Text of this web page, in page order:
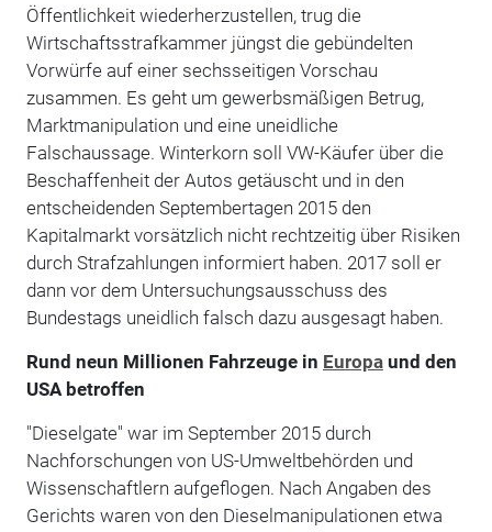
Öffentlichkeit wiederherzustellen, trug die
Wirtschaftsstrafkammer jüngst die gebündelten
Vorwürfe auf einer sechsseitigen Vorschau
zusammen. Es geht um gewerbsmäßigen Betrug,
Marktmanipulation und eine uneidliche
Falschaussage. Winterkorn soll VW-Käufer über die
Beschaffenheit der Autos getäuscht und in den
entscheidenden Septembertagen 2015 den
Kapitalmarkt vorsätzlich nicht rechtzeitig über Risiken
durch Strafzahlungen informiert haben. 2017 soll er
dann vor dem Untersuchungsausschuss des
Bundestags uneidlich falsch dazu ausgesagt haben.
Rund neun Millionen Fahrzeuge in Europaund den
USA betroffen
"Dieselgate" war im September 2015 durch
Nachforschungen von US-Umweltbehörden und
Wissenschaftlern aufgeflogen. Nach Angaben des
Gerichts waren von den Dieselmanipulationen etwa